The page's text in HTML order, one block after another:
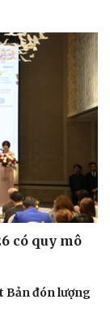
có quy mô
Bản đón lượng